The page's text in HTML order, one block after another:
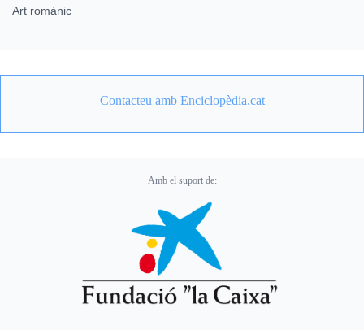
Art romànic
Contacteu amb Enciclopèdia.cat
Amb el suport de: